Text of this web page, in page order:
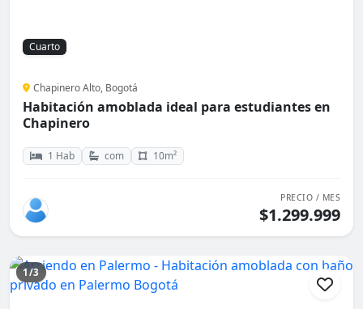
Cuarto
Chapinero Alto, Bogotá
Habitación amoblada ideal para estudiantes en
Chapinero
1 Hab com 10m²
PRECIO / MES
$1.299.999
1/3